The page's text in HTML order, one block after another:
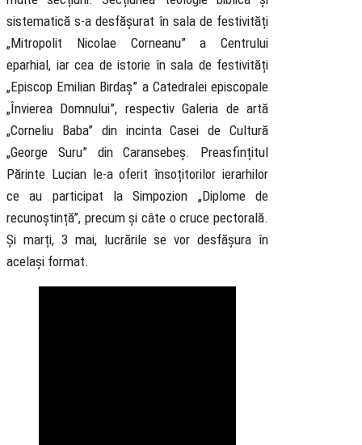
sistematică s-a desfășurat în sala de festivități
„Mitropolit Nicolae Corneanu” a Centrului
eparhial, iar cea de istorie în sala de festivități
„Episcop Emilian Birdaș” a Catedralei episcopale
„Învierea Domnului”, respectiv Galeria de artă
„Corneliu Baba” din incinta Casei de Cultură
„George Suru” din Caransebeș. Preasfințitul
Părinte Lucian le-a oferit însoțitorilor ierarhilor
ce au participat la Simpozion „Diplome de
recunoștință”, precum și câte o cruce pectorală.
Și marți, 3 mai, lucrările se vor desfășura în
același format.